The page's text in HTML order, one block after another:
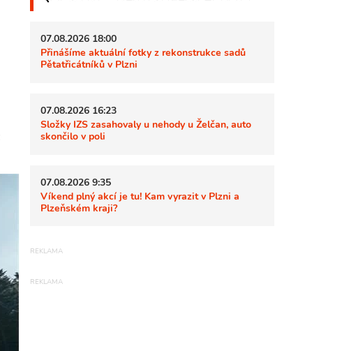
07.08.2026 18:00
Přinášíme aktuální fotky z rekonstrukce sadů
Pětatřicátníků v Plzni
07.08.2026 16:23
Složky IZS zasahovaly u nehody u Želčan, auto
skončilo v poli
07.08.2026 9:35
Víkend plný akcí je tu! Kam vyrazit v Plzni a
Plzeňském kraji?